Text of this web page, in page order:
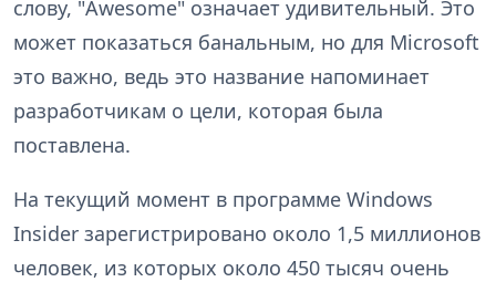
слову, "Awesome" означает удивительный. Это
может показаться банальным, но для Microsoft
это важно, ведь это название напоминает
разработчикам о цели, которая была
поставлена.
На текущий момент в программе Windows
Insider зарегистрировано около 1,5 миллионов
человек, из которых около 450 тысяч очень